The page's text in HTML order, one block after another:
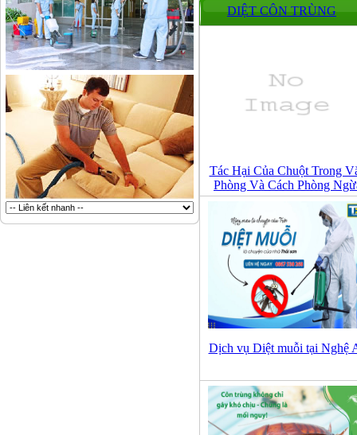
DIỆT CÔN TRÙNG
Tác Hại Của Chuột Trong
Phòng Và Cách Phòng
Dịch vụ Diệt muỗi tại Nghệ